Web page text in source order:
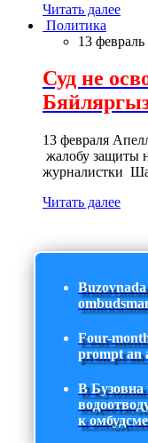
Читать далее
Политика
13 февраль
Суд не
13 февраля
жалобу защиты
журналистки
Читать далее
Four-
prompt an
В Бузовна
к